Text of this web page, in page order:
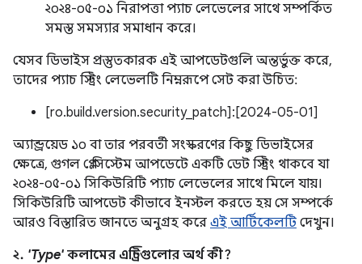
২০২৪-০৫-০১ নিরাপত্তা প্যাচ লেভেলের সাথে সম্পর্কিত
সমস্ত সমস্যার সমাধান করে।
যেসব ডিভাইস প্রস্তুতকারক এই আপডেটগুলি অন্তর্ভুক্ত করে,
তাদের প্যাচ স্ট্রিং লেভেলটি নিম্নরূপে সেট করা উচিত:
[ro.build.version.security_patch]:[2024-05-01]
অ্যান্ড্রয়েড ১০ বা তার পরবর্তী সংস্করণের কিছু ডিভাইসের
ক্ষেত্রে, গুগল প্লে সিস্টেম আপডেটে একটি ডেট স্ট্রিং থাকবে যা
২০২৪-০৫-০১ সিকিউরিটি প্যাচ লেভেলের সাথে মিলে যায়।
সিকিউরিটি আপডেট কীভাবে ইনস্টল করতে হয় সে সম্পর্কে
আরও বিস্তারিত জানতে অনুগ্রহ করে এই আর্টিকেলটি দেখুন।
২. 'Type' কলামের এন্ট্রিগুলোর অর্থ কী?